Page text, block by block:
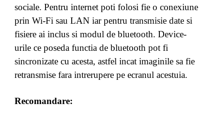
sociale. Pentru internet poti folosi fie o conexiune
prin Wi-Fi sau LAN iar pentru transmisie date si
fisiere ai inclus si modul de bluetooth. Device-
urile ce poseda functia de bluetooth pot fi
sincronizate cu acesta, astfel incat imaginile sa fie
retransmise fara intrerupere pe ecranul acestuia.
Recomandare: